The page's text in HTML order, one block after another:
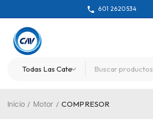
601 2620534
Inicio / Motor / COMPRESOR